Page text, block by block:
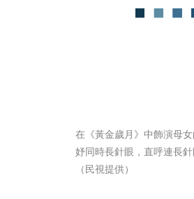
在《黃金歲月》中飾演母
妤同時長針眼，直呼連長針
（民視提供）